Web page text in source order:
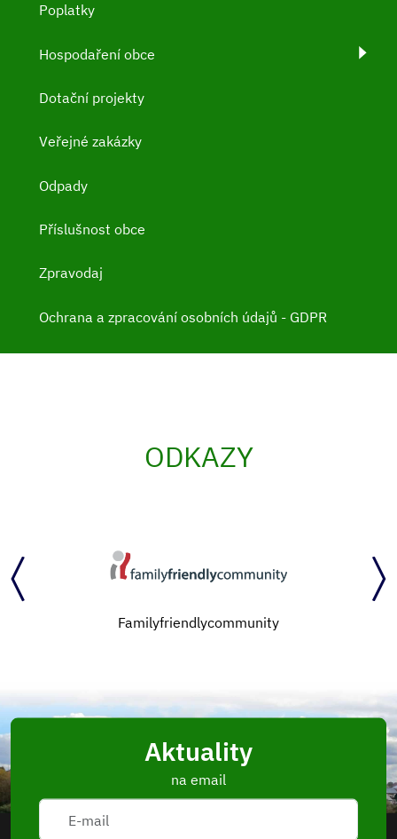
Poplatky
Hospodaření obce
Dotační projekty
Veřejné zakázky
Odpady
Příslušnost obce
Zpravodaj
Ochrana a zpracování osobních údajů - GDPR
ODKAZY
Familyfriendlycommunity
Aktuality
na email